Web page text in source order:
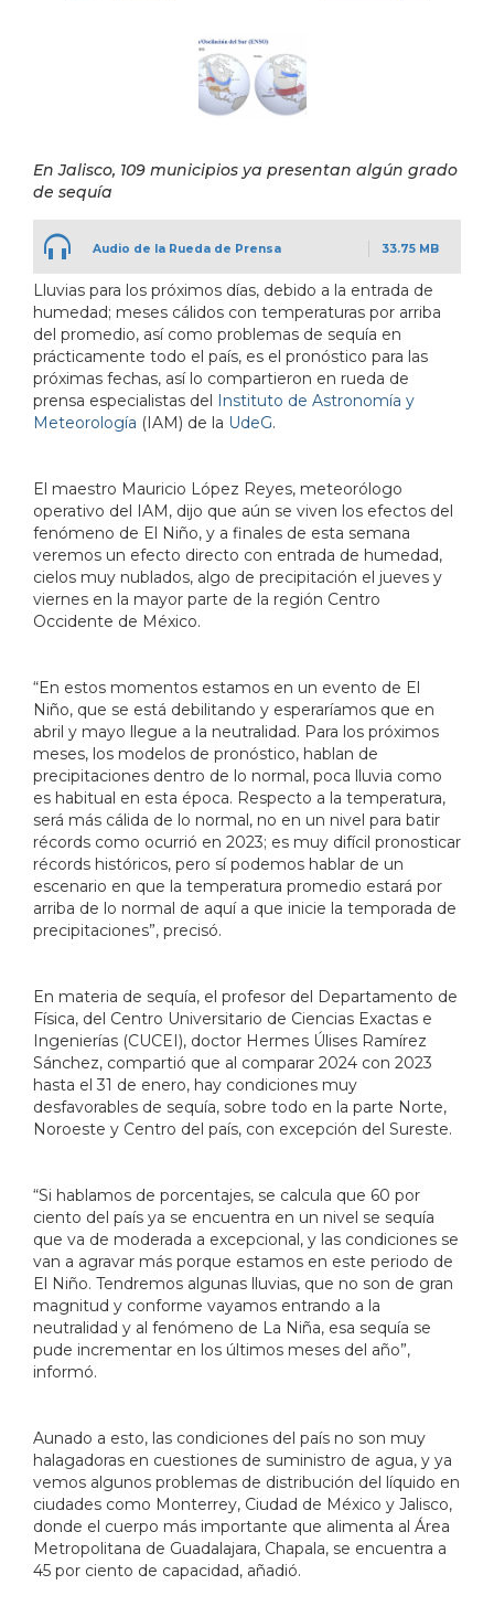
En Jalisco, 109 municipios ya presentan algún grado
de sequía
Audio de la Rueda de Prensa 33.75 MB
Lluvias para los próximos días, debido a la entrada de
humedad; meses cálidos con temperaturas por arriba
del promedio, así como problemas de sequía en
prácticamente todo el país, es el pronóstico para las
próximas fechas, así lo compartieron en rueda de
prensa especialistas del Instituto de Astronomía y
Meteorología (IAM) de la UdeG.
El maestro Mauricio López Reyes, meteorólogo
operativo del IAM, dijo que aún se viven los efectos del
fenómeno de El Niño, y a finales de esta semana
veremos un efecto directo con entrada de humedad,
cielos muy nublados, algo de precipitación el jueves y
viernes en la mayor parte de la región Centro
Occidente de México.
“En estos momentos estamos en un evento de El
Niño, que se está debilitando y esperaríamos que en
abril y mayo llegue a la neutralidad. Para los próximos
meses, los modelos de pronóstico, hablan de
precipitaciones dentro de lo normal, poca lluvia como
es habitual en esta época. Respecto a la temperatura,
será más cálida de lo normal, no en un nivel para batir
récords como ocurrió en 2023; es muy difícil pronosticar
récords históricos, pero sí podemos hablar de un
escenario en que la temperatura promedio estará por
arriba de lo normal de aquí a que inicie la temporada de
precipitaciones”, precisó.
En materia de sequía, el profesor del Departamento de
Física, del Centro Universitario de Ciencias Exactas e
Ingenierías (CUCEI), doctor Hermes Úlises Ramírez
Sánchez, compartió que al comparar 2024 con 2023
hasta el 31 de enero, hay condiciones muy
desfavorables de sequía, sobre todo en la parte Norte,
Noroeste y Centro del país, con excepción del Sureste.
“Si hablamos de porcentajes, se calcula que 60 por
ciento del país ya se encuentra en un nivel se sequía
que va de moderada a excepcional, y las condiciones se
van a agravar más porque estamos en este periodo de
El Niño. Tendremos algunas lluvias, que no son de gran
magnitud y conforme vayamos entrando a la
neutralidad y al fenómeno de La Niña, esa sequía se
pude incrementar en los últimos meses del año”,
informó.
Aunado a esto, las condiciones del país no son muy
halagadoras en cuestiones de suministro de agua, y ya
vemos algunos problemas de distribución del líquido en
ciudades como Monterrey, Ciudad de México y Jalisco,
donde el cuerpo más importante que alimenta al Área
Metropolitana de Guadalajara, Chapala, se encuentra a
45 por ciento de capacidad, añadió.